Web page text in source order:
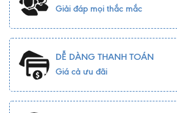
Giải đáp mọi thắc mắc
DỄ DÀNG THANH TOÁN
Giá cả ưu đãi